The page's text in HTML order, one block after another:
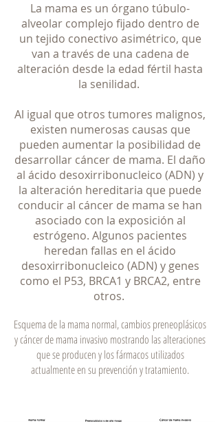
La mama es un órgano túbulo-
alveolar complejo fijado dentro de
un tejido conectivo asimétrico, que
van a través de una cadena de
alteración desde la edad fértil hasta
la senilidad.
Al igual que otros tumores malignos,
existen numerosas causas que
pueden aumentar la posibilidad de
desarrollar cáncer de mama. El daño
al ácido desoxirribonucleico (ADN) y
la alteración hereditaria que puede
conducir al cáncer de mama se han
asociado con la exposición al
estrógeno. Algunos pacientes
heredan fallas en el ácido
desoxirribonucleico (ADN) y genes
como el P53, BRCA1 y BRCA2, entre
otros.
Esquema de la mama normal, cambios preneoplásicos
y cáncer de mama invasivo mostrando las alteraciones
que se producen y los fármacos utilizados
actualmente en su prevención y tratamiento.